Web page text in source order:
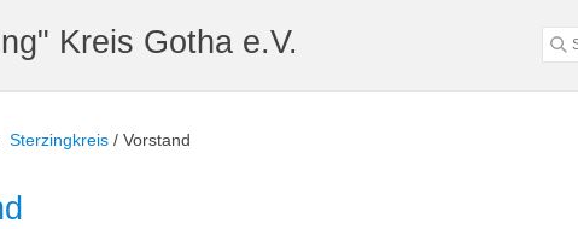
Kreis Gotha e.V.
Sterzingkreis / Vorstand